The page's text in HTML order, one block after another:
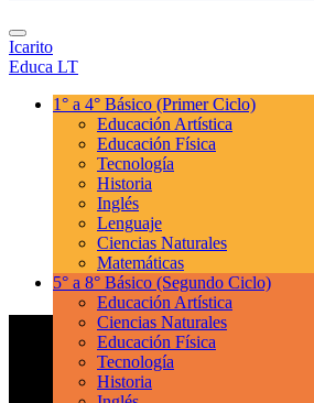
Icarito
Educa LT
1° a 4° Básico (Primer Ciclo)
Educación Artística
Educación Física
Tecnología
Historia
Inglés
Lenguaje
Ciencias Naturales
Matemáticas
5° a 8° Básico (Segundo Ciclo)
Educación Artística
Ciencias Naturales
Educación Física
Tecnología
Historia